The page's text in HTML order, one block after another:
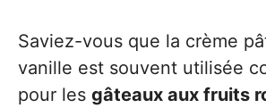
Saviez-vous que la crème
vanille est souvent utilisée
pour les gâteaux aux fruits